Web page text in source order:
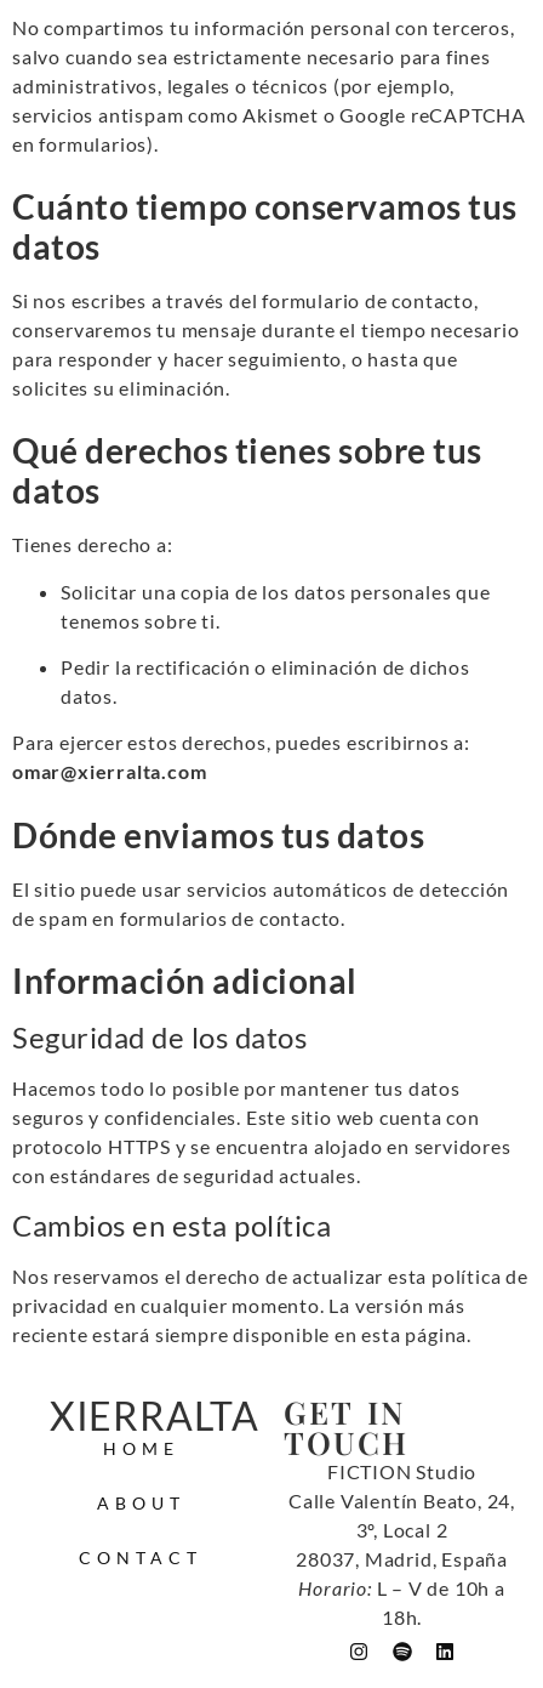
No compartimos tu información personal con terceros,
salvo cuando sea estrictamente necesario para fines
administrativos, legales o técnicos (por ejemplo,
servicios antispam como Akismet o Google reCAPTCHA
en formularios).
Cuánto tiempo conservamos tus
datos
Si nos escribes a través del formulario de contacto,
conservaremos tu mensaje durante el tiempo necesario
para responder y hacer seguimiento, o hasta que
solicites su eliminación.
Qué derechos tienes sobre tus
datos
Tienes derecho a:
Solicitar una copia de los datos personales que
tenemos sobre ti.
Pedir la rectificación o eliminación de dichos
datos.
Para ejercer estos derechos, puedes escribirnos a:
omar@xierralta.com
Dónde enviamos tus datos
El sitio puede usar servicios automáticos de detección
de spam en formularios de contacto.
Información adicional
Seguridad de los datos
Hacemos todo lo posible por mantener tus datos
seguros y confidenciales. Este sitio web cuenta con
protocolo HTTPS y se encuentra alojado en servidores
con estándares de seguridad actuales.
Cambios en esta política
Nos reservamos el derecho de actualizar esta política de
privacidad en cualquier momento. La versión más
reciente estará siempre disponible en esta página.
XIERRALTA
HOME
ABOUT
CONTACT
GET IN
TOUCH
FICTION Studio
Calle Valentín Beato, 24,
3º, Local 2
28037, Madrid, España
Horario: L – V de 10h a
18h